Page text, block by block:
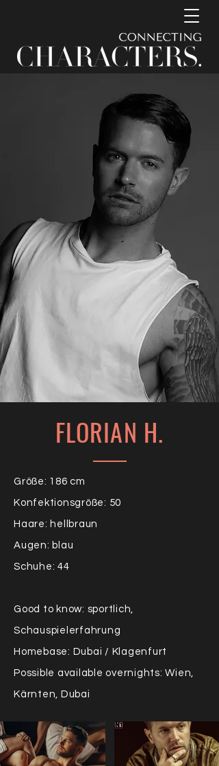
FLORIAN H.
Größe: 186 cm
Konfektionsgröße: 50
Haare: hellbraun
Augen: blau
Schuhe: 44
Good to know: sportlich,
Schauspielerfahrung
Homebase: Dubai / Klagenfurt
Possible available overnights: Wien,
Kärnten, Dubai